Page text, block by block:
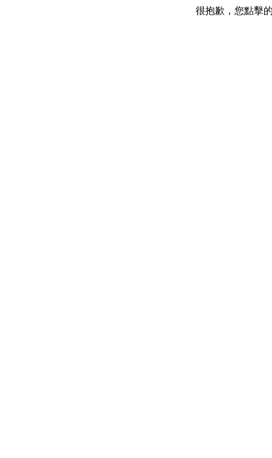
很抱歉，您點擊